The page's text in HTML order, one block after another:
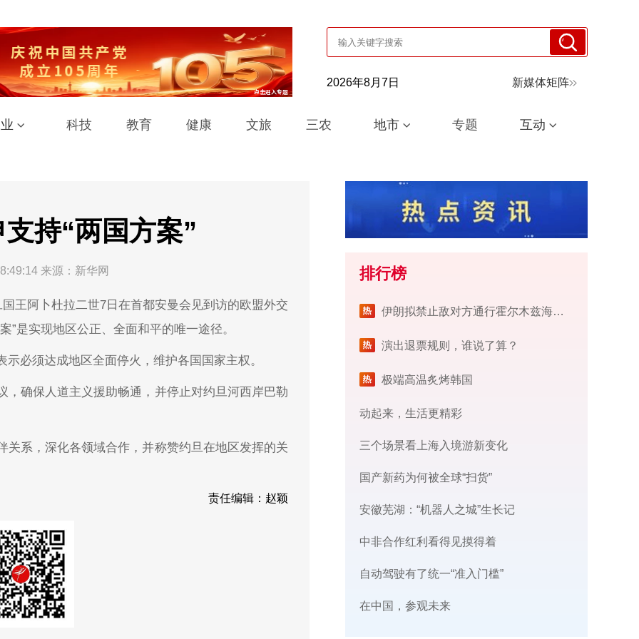
2026年8月7日 新媒体矩阵
科技 教育 健康 文旅 三农 地市 专题 互动
持“两国方案”
来源：新华网
王阿卜杜拉二世7日在首都安曼会见到访的欧盟外交
”是实现地区公正、全面和平的唯一途径。
必须达成地区全面停火，维护各国国家主权。
，确保人道主义援助畅通，并停止对约旦河西岸巴勒
关系，深化各领域合作，并称赞约旦在地区发挥的关
责任编辑：赵颖
排行榜
伊朗拟禁止敌对方通行霍尔木兹海峡 对违规者重罚
演出退票规则，谁说了算？
极端高温炙烤韩国
动起来，生活更精彩
三个场景看上海入境游新变化
国产新药为何被全球“扫货”
安徽芜湖：“机器人之城”生长记
中非合作红利看得见摸得着
自动驾驶有了统一“准入门槛”
在中国，参观未来